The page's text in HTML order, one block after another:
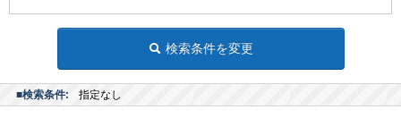
検索条件を変更
■検索条件: 指定なし